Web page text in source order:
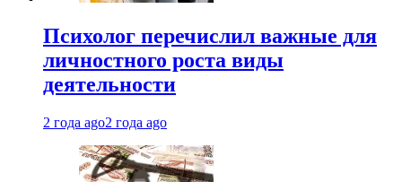
Психолог перечислил важные для
личностного роста виды
деятельности
2 года ago2 года ago